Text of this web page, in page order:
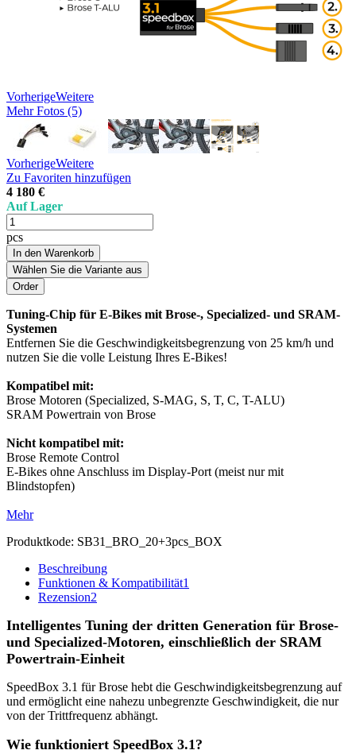
VorherigeWeitere
Mehr Fotos (5)
VorherigeWeitere
Zu Favoriten hinzufügen
4 180 €
Auf Lager
pcs
In den Warenkorb
Wählen Sie die Variante aus
Tuning-Chip für E-Bikes mit Brose-, Specialized- und SRAM-
Systemen
Entfernen Sie die Geschwindigkeitsbegrenzung von 25 km/h und
nutzen Sie die volle Leistung Ihres E-Bikes!
Kompatibel mit:
Brose Motoren (Specialized, S-MAG, S, T, C, T-ALU)
SRAM Powertrain von Brose
Nicht kompatibel mit:
Brose Remote Control
E-Bikes ohne Anschluss im Display-Port (meist nur mit
Blindstopfen)
Mehr
Produktkode: SB31_BRO_20+3pcs_BOX
Beschreibung
Funktionen & Kompatibilität1
Rezension2
Intelligentes Tuning der dritten Generation für Brose-
und Specialized-Motoren, einschließlich der SRAM
Powertrain-Einheit
SpeedBox 3.1 für Brose hebt die Geschwindigkeitsbegrenzung auf
und ermöglicht eine nahezu unbegrenzte Geschwindigkeit, die nur
von der Trittfrequenz abhängt.
Wie funktioniert SpeedBox 3.1?